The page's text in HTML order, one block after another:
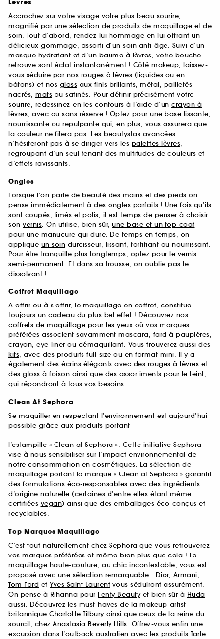
Lèvres
Accrochez sur votre visage votre plus beau sourire,
magnifié par une sélection de produits de maquillage et de
soin. Tout d’abord, rendez-lui hommage en lui offrant un
délicieux gommage, assorti d’un soin anti-âge. Suivi d’un
masque hydratant et d’un baume à lèvres, votre bouche
retrouve sont éclat instantanément ! Côté makeup, laissez-
vous séduire par nos rouges à lèvres (liquides ou en
bâtons) et nos gloss aux finis brillants, métal, pailletés,
nacrés, mats ou satinés. Pour définir précisément votre
sourire, redessinez-en les contours à l’aide d’un crayon à
lèvres, avec ou sans réserve ! Optez pour une base lissante,
nourrissante ou repulpante qui, en plus, vous assurera que
la couleur ne filera pas. Les beautystas avancées
n’hésiteront pas à se diriger vers les palettes lèvres,
regroupant d’un seul tenant des multitudes de couleurs et
d’effets ravissants.
Ongles
Lorsque l’on parle de beauté des mains et des pieds on
pense immédiatement à des ongles parfaits ! Une fois qu’ils
sont coupés, limés et polis, il est temps de penser à choisir
son vernis. On utilise, bien sûr, une base et un top-coat
pour une manucure qui dure. De temps en temps, on
applique un soin durcisseur, lissant, fortifiant ou nourrissant.
Pour être tranquille plus longtemps, optez pour le vernis
semi-permanent. Et dans sa trousse, on oublie pas le
dissolvant !
Coffret Maquillage
A offrir ou à s’offrir, le maquillage en coffret, constitue
toujours un cadeau du plus bel effet ! Découvrez nos
coffrets de maquillage pour les yeux où vos marques
préférées associent savamment mascara, fard à paupières,
crayon, eye-liner ou démaquillant. Vous trouverez aussi des
kits, avec des produits full-size ou en format mini. Il y a
également des écrins élégants avec des rouges à lèvres et
des gloss à foison ainsi que des assortiments pour le teint,
qui répondront à tous vos besoins.
Clean At Sephora
Se maquiller en respectant l’environnement est aujourd’hui
possible grâce aux produits portant
l’estampille « Clean at Sephora ». Cette initiative Sephora
vise à nous sensibiliser sur l’impact environnemental de
notre consommation en cosmétiques. La sélection de
maquillage portant la marque « Clean at Sephora » garantit
des formulations éco-responsables avec des ingrédients
d’origine naturelle (certaines d’entre elles étant même
certifiées vegan) ainsi que des emballages éco-conçus et
recyclables.
Top Marques Maquillage
C’est tout naturellement chez Sephora que vous retrouverez
vos marques préférées et même bien plus que cela ! Le
maquillage haute-couture, au chic incontestable, vous est
proposé avec une sélection remarquable : Dior, Armani,
Tom Ford et Yves Saint Laurent vous séduiront assurément.
On pense à Rihanna pour Fenty Beautyet bien sûr à Huda
aussi. Découvrez les must-haves de la makeup-artist
britannique Charlotte Tilburyainsi que ceux de la reine du
sourcil, chez Anastasia Beverly Hills. Offrez-vous enfin une
excursion dans l’outback australien avec les produits Tarte